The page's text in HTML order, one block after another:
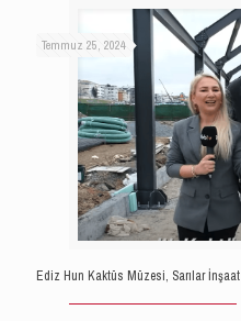
Temmuz 25, 2024
Ediz Hun Kaktüs Müzesi, Sarılar İnşaat